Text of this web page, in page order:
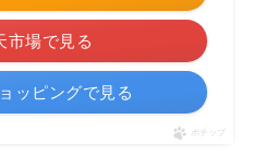
市場で見る
ッピングで見る
ポチップ